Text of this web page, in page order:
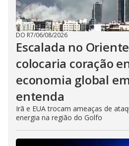
DO R7/06/08/2026
Escalada no
colocaria coração
economia global
entenda
Irã e EUA trocam ameaças de
energia na região do Golfo